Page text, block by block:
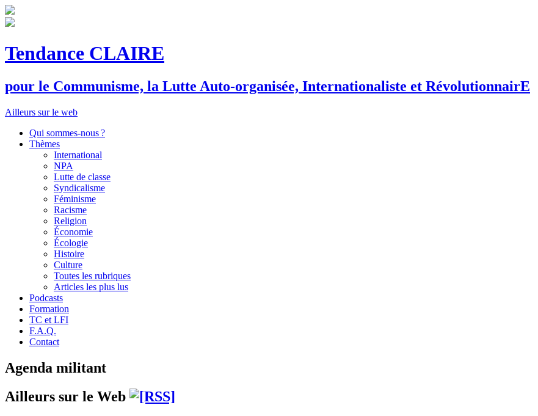
Tendance CLAIRE
pour le Communisme, la Lutte Auto-organisée, Internationaliste et RévolutionnairE
Ailleurs sur le web
Qui sommes-nous ?
Thèmes
International
NPA
Lutte de classe
Syndicalisme
Féminisme
Racisme
Religion
Économie
Écologie
Histoire
Culture
Toutes les rubriques
Articles les plus lus
Podcasts
Formation
TC et LFI
F.A.Q.
Contact
Agenda militant
Ailleurs sur le Web